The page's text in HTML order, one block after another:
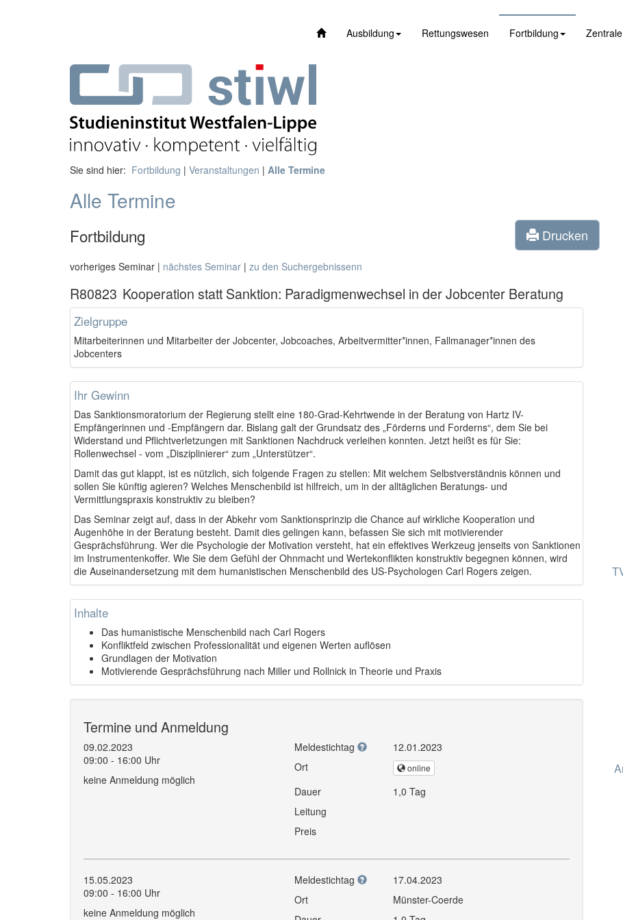
Ausbildung Rettungswesen Fortbildung
Sie sind hier: Fortbildung | Veranstaltungen | Alle Termine
Alle Termine
Fortbildung Drucken
vorheriges Seminar | nächstes Seminar | zu den Suchergebnissenn
R80823 Kooperation statt Sanktion: Paradigmenwechsel in der Jobcenter Beratung
Zielgruppe
Mitarbeiterinnen und Mitarbeiter der Jobcenter, Jobcoaches, Arbeitvermitter*innen, Fallmanager*innen des
Jobcenters
Ihr Gewinn
Das Sanktionsmoratorium der Regierung stellt eine 180-Grad-Kehrtwende in der Beratung von Hartz IV-
Empfängerinnen und -Empfängern dar. Bislang galt der Grundsatz des „Förderns und Forderns“, dem Sie bei
Widerstand und Pflichtverletzungen mit Sanktionen Nachdruck verleihen konnten. Jetzt heißt es für Sie:
Rollenwechsel - vom „Disziplinierer“ zum „Unterstützer“.
Damit das gut klappt, ist es nützlich, sich folgende Fragen zu stellen: Mit welchem Selbstverständnis können und
sollen Sie künftig agieren? Welches Menschenbild ist hilfreich, um in der alltäglichen Beratungs- und
Vermittlungspraxis konstruktiv zu bleiben?
Das Seminar zeigt auf, dass in der Abkehr vom Sanktionsprinzip die Chance auf wirkliche Kooperation und
Augenhöhe in der Beratung besteht. Damit dies gelingen kann, befassen Sie sich mit motivierender
Gesprächsführung. Wer die Psychologie der Motivation versteht, hat ein effektives Werkzeug jenseits von Sanktionen
im Instrumentenkoffer. Wie Sie dem Gefühl der Ohnmacht und Wertekonflikten konstruktiv begegnen können, wird
die Auseinandersetzung mit dem humanistischen Menschenbild des US-Psychologen Carl Rogers zeigen.
Inhalte
Das humanistische Menschenbild nach Carl Rogers
Konfliktfeld zwischen Professionalität und eigenen Werten auflösen
Grundlagen der Motivation
Motivierende Gesprächsführung nach Miller und Rollnick in Theorie und Praxis
Termine und Anmeldung
09.02.2023
09:00 - 16:00 Uhr
keine Anmeldung möglich
Meldestichtag
12.01.2023
Ort
online
Dauer
1,0 Tag
Leitung
Preis
15.05.2023
09:00 - 16:00 Uhr
keine Anmeldung möglich
Meldestichtag
17.04.2023
Ort
Münster-Coerde